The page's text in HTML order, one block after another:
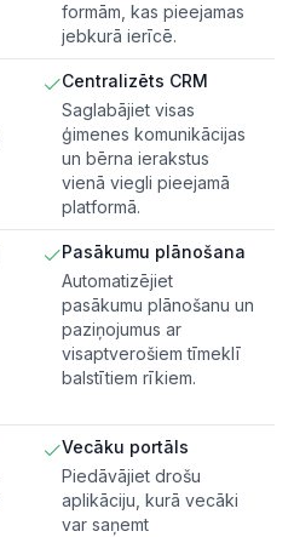
formām, kas pieejamas
jebkurā ierīcē.
Centralizēts CRM
Saglabājiet visas
ģimenes komunikācijas
un bērna ierakstus
vienā viegli pieejamā
platformā.
Pasākumu plānošana
Automatizējiet
pasākumu plānošanu un
paziņojumus ar
visaptverošiem tīmeklī
balstītiem rīkiem.
Vecāku portāls
Piedāvājiet drošu
aplikāciju, kurā vecāki
var saņemt